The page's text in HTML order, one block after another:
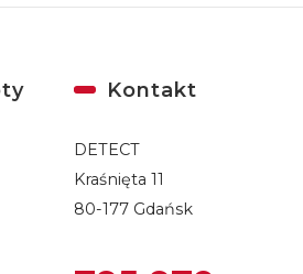
Kontakt
DETECT
Kraśnięta 11
80-177 Gdańsk